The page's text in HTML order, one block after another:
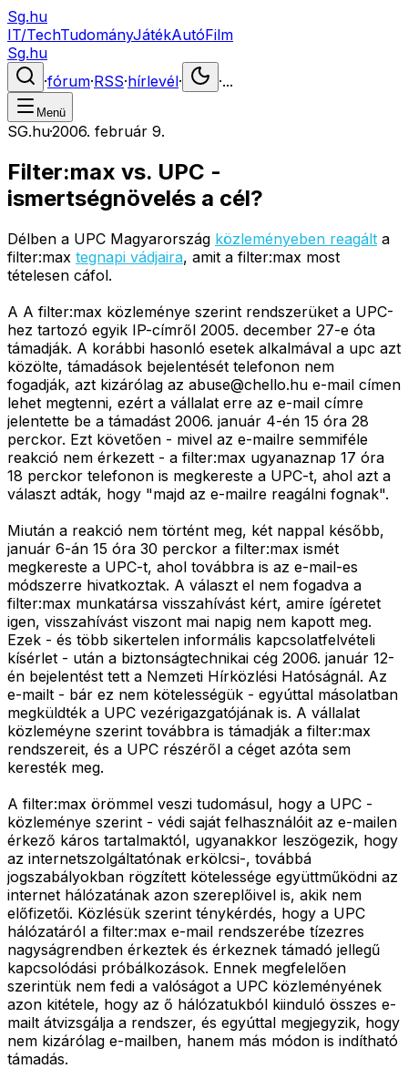
Sg.hu
IT/TechTudományJátékAutóFilm
Sg.hu
·fórum·RSS·hírlevél· ·...
Menü
SG.hu·2006. február 9.
Filter:max vs. UPC -
ismertségnövelés a cél?
Délben a UPC Magyarország közleményeben reagált a
filter:max tegnapi vádjaira, amit a filter:max most
tételesen cáfol.
A A filter:max közleménye szerint rendszerüket a UPC-
hez tartozó egyik IP-címről 2005. december 27-e óta
támadják. A korábbi hasonló esetek alkalmával a upc azt
közölte, támadások bejelentését telefonon nem
fogadják, azt kizárólag az abuse@chello.hu e-mail címen
lehet megtenni, ezért a vállalat erre az e-mail címre
jelentette be a támadást 2006. január 4-én 15 óra 28
perckor. Ezt követően - mivel az e-mailre semmiféle
reakció nem érkezett - a filter:max ugyanaznap 17 óra
18 perckor telefonon is megkereste a UPC-t, ahol azt a
választ adták, hogy "majd az e-mailre reagálni fognak".
Miután a reakció nem történt meg, két nappal később,
január 6-án 15 óra 30 perckor a filter:max ismét
megkereste a UPC-t, ahol továbbra is az e-mail-es
módszerre hivatkoztak. A választ el nem fogadva a
filter:max munkatársa visszahívást kért, amire ígéretet
igen, visszahívást viszont mai napig nem kapott meg.
Ezek - és több sikertelen informális kapcsolatfelvételi
kísérlet - után a biztonságtechnikai cég 2006. január 12-
én bejelentést tett a Nemzeti Hírközlési Hatóságnál. Az
e-mailt - bár ez nem kötelességük - egyúttal másolatban
megküldték a UPC vezérigazgatójának is. A vállalat
közleméyne szerint továbbra is támadják a filter:max
rendszereit, és a UPC részéről a céget azóta sem
keresték meg.
A filter:max örömmel veszi tudomásul, hogy a UPC -
közleménye szerint - védi saját felhasználóit az e-mailen
érkező káros tartalmaktól, ugyanakkor leszögezik, hogy
az internetszolgáltatónak erkölcsi-, továbbá
jogszabályokban rögzített kötelessége együttműködni az
internet hálózatának azon szereplőivel is, akik nem
előfizetői. Közlésük szerint ténykérdés, hogy a UPC
hálózatáról a filter:max e-mail rendszerébe tízezres
nagyságrendben érkeztek és érkeznek támadó jellegű
kapcsolódási próbálkozások. Ennek megfelelően
szerintük nem fedi a valóságot a UPC közleményének
azon kitétele, hogy az ő hálózatukból kiinduló összes e-
mailt átvizsgálja a rendszer, és egyúttal megjegyzik, hogy
nem kizárólag e-mailben, hanem más módon is indítható
támadás.